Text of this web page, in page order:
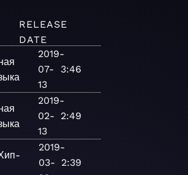
RELEASE
DATE
2019-
07-
13
3:46
2019-
02-
13
2:49
2019-
03-
2:39